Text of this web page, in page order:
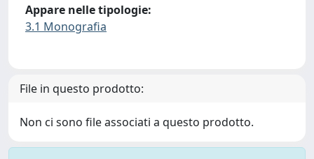
Appare nelle tipologie:
3.1 Monografia
File in questo prodotto:
Non ci sono file associati a questo prodotto.